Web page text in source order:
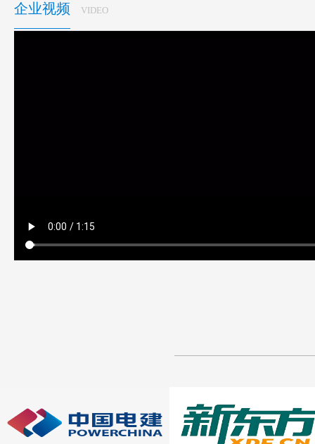
企业视频 VIDEO